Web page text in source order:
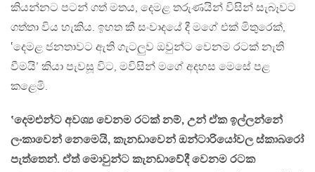
කියන්නට පටන් ගත් මතය, දෙමළ තරුණයින් විසින් සැබෑවට
ගත්තා විය හැකිය. ඉහත කී සංවාදයේ දී මගේ එක් මිතුරෙක්,
‛දෙමළ ජනතාවට ඇති ගැටලුව ඔවුන්ට වෙනම රටක් නැති
වීමයි’ කියා පැවසූ විට, මවිසින් මගේ අදහස මෙසේ පළ
කළෙමි.
‛දෙමළුන්ට අවශ්‍ය වෙනම රටක් නම්, උන් ඒක ඉල්ලන්නේ
ලංකාවෙන් නෙමෙයි, කැනඩාවෙන් ඔන්ටාරියෝවල ස්කාබරෝ
පැත්තෙන්. ඒත් මොවුන්ට කැනඩාවේදී වෙනම රටක